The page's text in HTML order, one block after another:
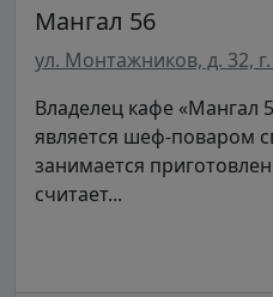
Мангал 56
ул. Монтажников, д. 32,
Владелец кафе «Мангал
является шеф-поваром
занимается
считает...